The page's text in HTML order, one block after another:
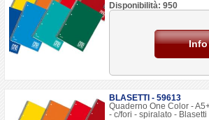
Disponibilità: 950
Info
BLASETTI - 59613
Quaderno One Color -
- c/fori - spiralato - Blasetti